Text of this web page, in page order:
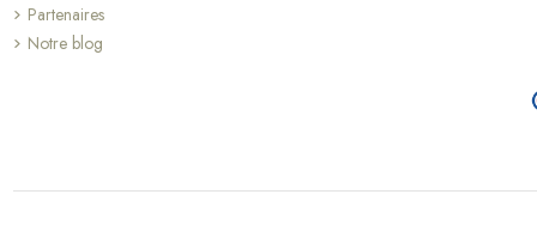
Partenaires
Notre blog